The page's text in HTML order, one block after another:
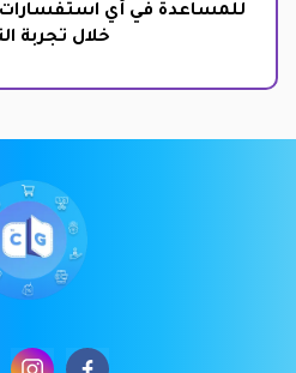
للمساعدة في أي
خلال تجربة